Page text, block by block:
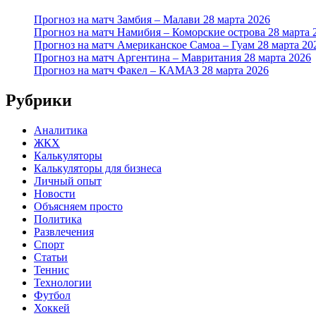
Прогноз на матч Замбия – Малави 28 марта 2026
Прогноз на матч Намибия – Коморские острова 28 марта
Прогноз на матч Американское Самоа – Гуам 28 марта
Прогноз на матч Аргентина – Мавритания 28 марта 2026
Прогноз на матч Факел – КАМАЗ 28 марта 2026
Рубрики
Аналитика
ЖКХ
Калькуляторы
Калькуляторы для бизнеса
Личный опыт
Новости
Объясняем просто
Политика
Развлечения
Спорт
Статьи
Теннис
Технологии
Футбол
Хоккей